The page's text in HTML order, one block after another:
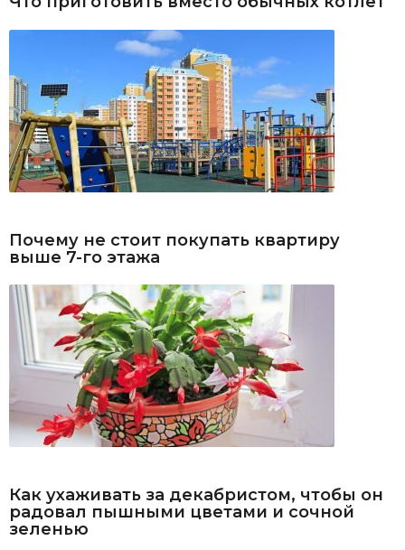
Почему не стоит покупать квартиру
выше 7-го этажа
Как ухаживать за декабристом, чтобы он
радовал пышными цветами и сочной
зеленью